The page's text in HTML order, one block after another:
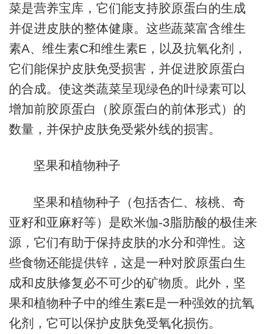
菜是营养宝库，它们能支持胶原蛋白的生成
并促进皮肤的整体健康。这些蔬菜富含维生
素A、维生素C和维生素E，以及抗氧化剂，
它们能保护皮肤免受损害，并促进胶原蛋白
的合成。使这类蔬菜呈现绿色的叶绿素可以
增加前胶原蛋白（胶原蛋白的前体形式）的
数量，并保护皮肤免受紫外线的损害。
坚果和植物种子
坚果和植物种子（包括杏仁、核桃、奇
亚籽和亚麻籽等）是欧米伽-3脂肪酸的极佳来
源，它们有助于保持皮肤的水分和弹性。这
些食物还能提供锌，这是一种对胶原蛋白生
成和皮肤修复必不可少的矿物质。此外，坚
果和植物种子中的维生素E是一种强效的抗氧
化剂，它可以保护皮肤免受氧化损伤。